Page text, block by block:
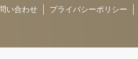
い合わせ プライバシーポリシー